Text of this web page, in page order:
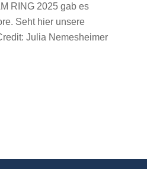
RING 2025 gab es
Seht hier unsere
Julia Nemesheimer